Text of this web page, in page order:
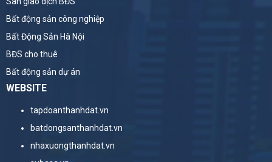
Bất động sản công nghiệp
Bất Động Sản Hà Nội
BĐS cho thuê
Bất động sản dự án
WEBSITE
tapdoanthanhdat.vn
batdongsanthanhdat.vn
nhaxuongthanhdat.vn